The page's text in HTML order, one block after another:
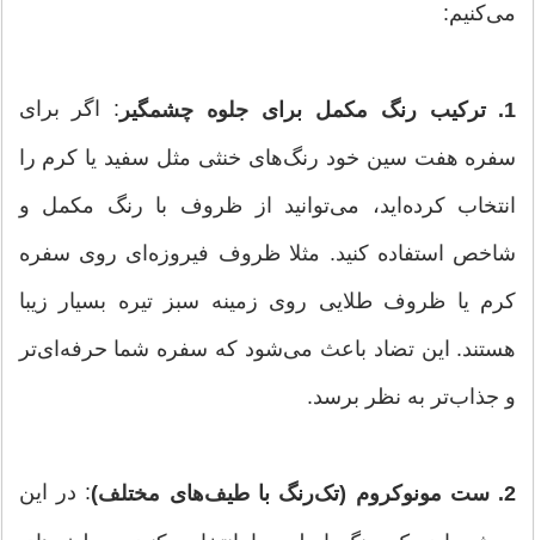
می‌کنیم:
1. ترکیب رنگ مکمل برای جلوه چشمگیر : اگر برای
سفره‌ هفت سین خود رنگ‌های خنثی مثل سفید یا کرم را
انتخاب کرده‌اید، می‌توانید از ظروف با رنگ مکمل و
شاخص استفاده کنید. مثلا ظروف فیروزه‌ای روی سفره
کرم یا ظروف طلایی روی زمینه سبز تیره بسیار زیبا
هستند. این تضاد باعث می‌شود که سفره شما حرفه‌ای‌تر
و جذاب‌تر به نظر برسد.
2. ست مونوکروم (تک‌رنگ با طیف‌های مختلف) : در این